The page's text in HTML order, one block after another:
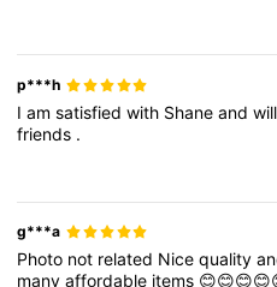
p***h
Iamsatisfiedwith Shaneandwill
friends .
g***a
Photo not related Nicequality
manyaffordable items